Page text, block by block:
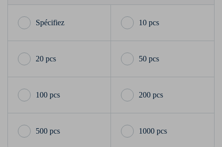
10 pcs
20 pcs 50 pcs
100 pcs 200 pcs
500 pcs 1000 pcs